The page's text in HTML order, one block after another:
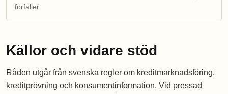
förfaller.
Källor och vidare stöd
Råden utgår från svenska regler om kreditmarknadsföring,
kreditprövning och konsumentinformation. Vid pressad